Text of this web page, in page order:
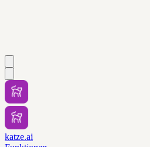
katze.ai